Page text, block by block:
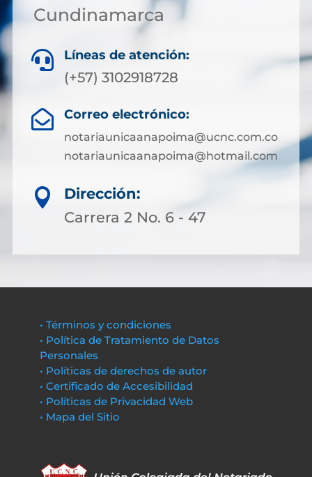
Cundinamarca
 Líneas de atención:
(+57) 3102918728
 Correo electrónico:
notariaunicaanapoima@ucnc.com.co
notariaunicaanapoima@hotmail.com

Dirección:
Carrera 2 No. 6 - 47
• Términos y condiciones
• Política de Tratamiento de Datos
Personales
• Políticas de derechos de autor
• Certificado de Accesibilidad
• Políticas de Privacidad Web
• Mapa del Sitio